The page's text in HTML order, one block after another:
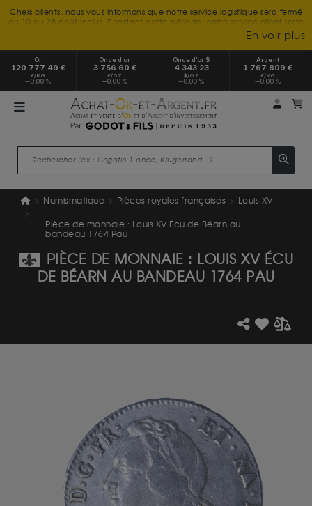
Chers clients, nous vous informons que notre service logistique sera fermé
du 10 au 28 août inclus. Pendant cette période, notre service client reste
à votre disposition tout l'été. Vous pouvez nous joindre du lundi au
vendredi, de 9h30 à 18h, pour toute demande d'information.
Nous vous remercions de votre compréhension et vous souhaitons un
excellent été.
En voir plus
Or
120 777.49 €
€/KG
0.00 %
Once d’or
3 756.60 €
€/OZ
0.00 %
Once d’or $
4 343.23
$/OZ
0.00 %
Argent
1 767.809 €
€/KG
0.00 %
Mon
Numismatique Pièces royales françaises Louis XV
Pièce de monnaie : Louis XV Écu de Béarn au
bandeau 1764 Pau
PIÈCE DE MONNAIE : LOUIS XV ÉCU
DE BÉARN AU BANDEAU 1764 PAU